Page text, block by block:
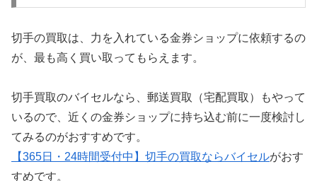
切手の買取は、力を入れている金券ショップに依頼するの
が、最も高く買い取ってもらえます。
切手買取のバイセルなら、郵送買取（宅配買取）もやって
いるので、近くの金券ショップに持ち込む前に一度検討し
てみるのがおすすめです。
【365日・24時間受付中】切手の買取ならバイセルがおす
すめです。